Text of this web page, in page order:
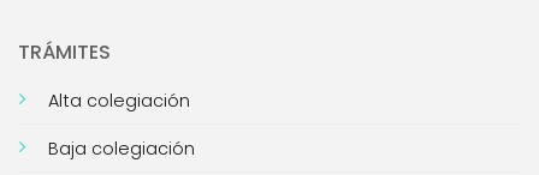
TRÁMITES
Alta colegiación
Baja colegiación